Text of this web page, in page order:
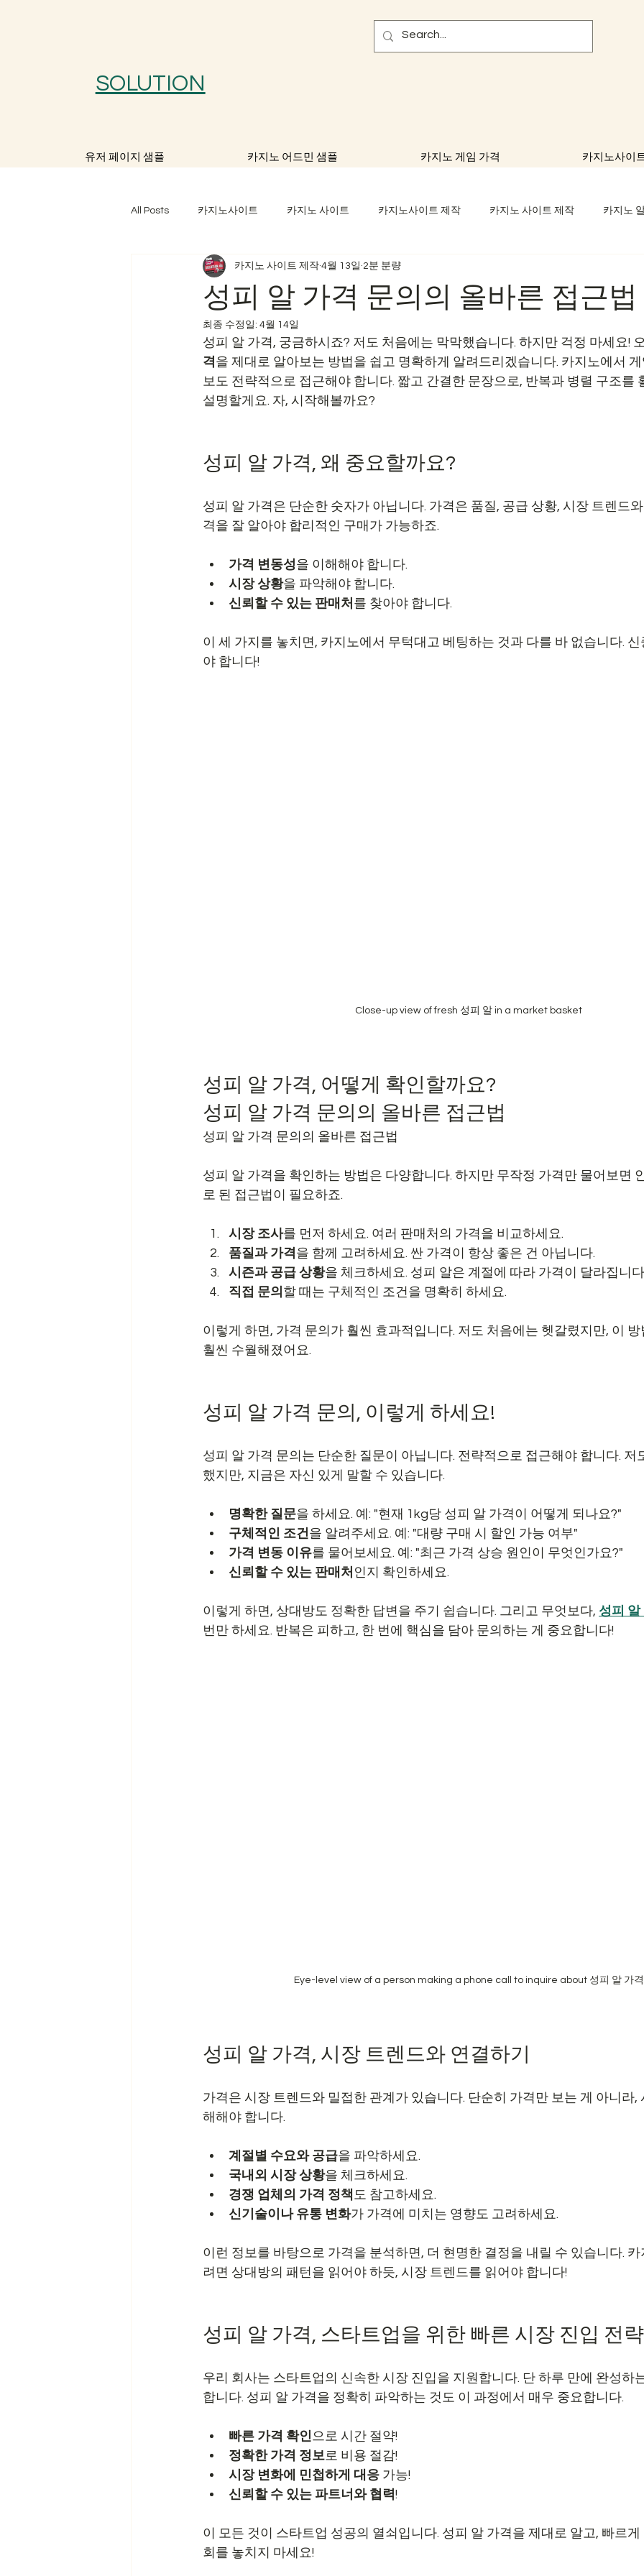
SOLUTION
유저 페이지 샘플 카지노 어드민 샘플 카지노 게임 가격 카지노사이
All Posts 카지노사이트 카지노 사이트 카지노사이트 제작 카지노 사이트 제작 카지노
카지노알공급 카지노솔루션 임대 카지노 제작
카지노솔루션임대 에볼루션알판매
성피 알 가격 문의의 올바른 접근법
카지노 사이트 제작 4월 13일 2분 분량
최종 수정일: 4월 14일
성피 알 가격, 궁금하시죠? 저도 처음에는 막막했습니다. 하지만 걱정 마세요!
격 을 제대로 알아보는 방법을 쉽고 명확하게 알려드리겠습니다. 카지노에서
보도 전략적으로 접근해야 합니다. 짧고 간결한 문장으로, 반복과 병렬 구조를
설명할게요. 자, 시작해볼까요?
성피 알 가격, 왜 중요할까요?
성피 알 가격은 단순한 숫자가 아닙니다. 가격은 품질, 공급 상황, 시장 트렌드
격을 잘 알아야 합리적인 구매가 가능하죠.
가격 변동성을 이해해야 합니다.
시장 상황을 파악해야 합니다.
신뢰할 수 있는 판매처 를 찾아야 합니다.
이 세 가지를 놓치면, 카지노에서 무턱대고 베팅하는 것과 다를 바 없습니다. 신
야 합니다!
Close-up view of fresh 성피 알 in a market basket
성피 알 가격, 어떻게 확인할까요?
성피 알 가격 문의의 올바른 접근법
성피 알 가격 문의의 올바른 접근법
성피 알 가격을 확인하는 방법은 다양합니다. 하지만 무작정 가격만 물어보면
로 된 접근법이 필요하죠.
시장 조사를 먼저 하세요. 여러 판매처의 가격을 비교하세요.
품질과 가격 을 함께 고려하세요. 싼 가격이 항상 좋은 건 아닙니다.
시즌과 공급 상황을 체크하세요. 성피 알은 계절에 따라 가격이 달라집니
직접 문의 할 때는 구체적인 조건을 명확히 하세요.
이렇게 하면, 가격 문의가 훨씬 효과적입니다. 저도 처음에는 헷갈렸지만, 이 방
훨씬 수월해졌어요.
성피 알 가격 문의, 이렇게 하세요!
성피 알 가격 문의는 단순한 질문이 아닙니다. 전략적으로 접근해야 합니다. 저
했지만, 지금은 자신 있게 말할 수 있습니다.
명확한 질문을 하세요. 예: "현재 1kg당 성피 알 가격이 어떻게 되나요?"
구체적인 조건을 알려주세요. 예: "대량 구매 시 할인 가능 여부"
가격 변동 이유를 물어보세요. 예: "최근 가격 상승 원인이 무엇인가요?"
신뢰할 수 있는 판매처 인지 확인하세요.
이렇게 하면, 상대방도 정확한 답변을 주기 쉽습니다. 그리고 무엇보다, 성피 알
번만 하세요. 반복은 피하고, 한 번에 핵심을 담아 문의하는 게 중요합니다!
Eye-level view of a person making a phone call to inquire about 성피 알 가격
성피 알 가격, 시장 트렌드와 연결하기
가격은 시장 트렌드와 밀접한 관계가 있습니다. 단순히 가격만 보는 게 아니라,
해해야 합니다.
계절별 수요와 공급을 파악하세요.
국내외 시장 상황을 체크하세요.
경쟁 업체의 가격 정책 도 참고하세요.
신기술이나 유통 변화가 가격에 미치는 영향도 고려하세요.
이런 정보를 바탕으로 가격을 분석하면, 더 현명한 결정을 내릴 수 있습니다.
려면 상대방의 패턴을 읽어야 하듯, 시장 트렌드를 읽어야 합니다!
성피 알 가격, 스타트업을 위한 빠른 시장 진입 전략
우리 회사는 스타트업의 신속한 시장 진입을 지원합니다. 단 하루 만에 완성하
합니다. 성피 알 가격을 정확히 파악하는 것도 이 과정에서 매우 중요합니다.
빠른 가격 확인 으로 시간 절약!
정확한 가격 정보로 비용 절감!
시장 변화에 민첩하게 대응 가능!
신뢰할 수 있는 파트너와 협력 !
이 모든 것이 스타트업 성공의 열쇠입니다. 성피 알 가격을 제대로 알고, 빠르게
회를 놓치지 마세요!